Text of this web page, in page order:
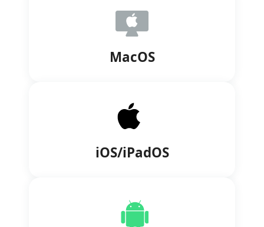
MacOS
iOS/iPadOS